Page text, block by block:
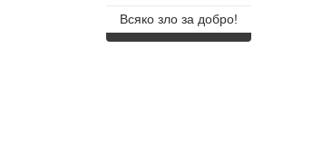
Всяко зло за добро!